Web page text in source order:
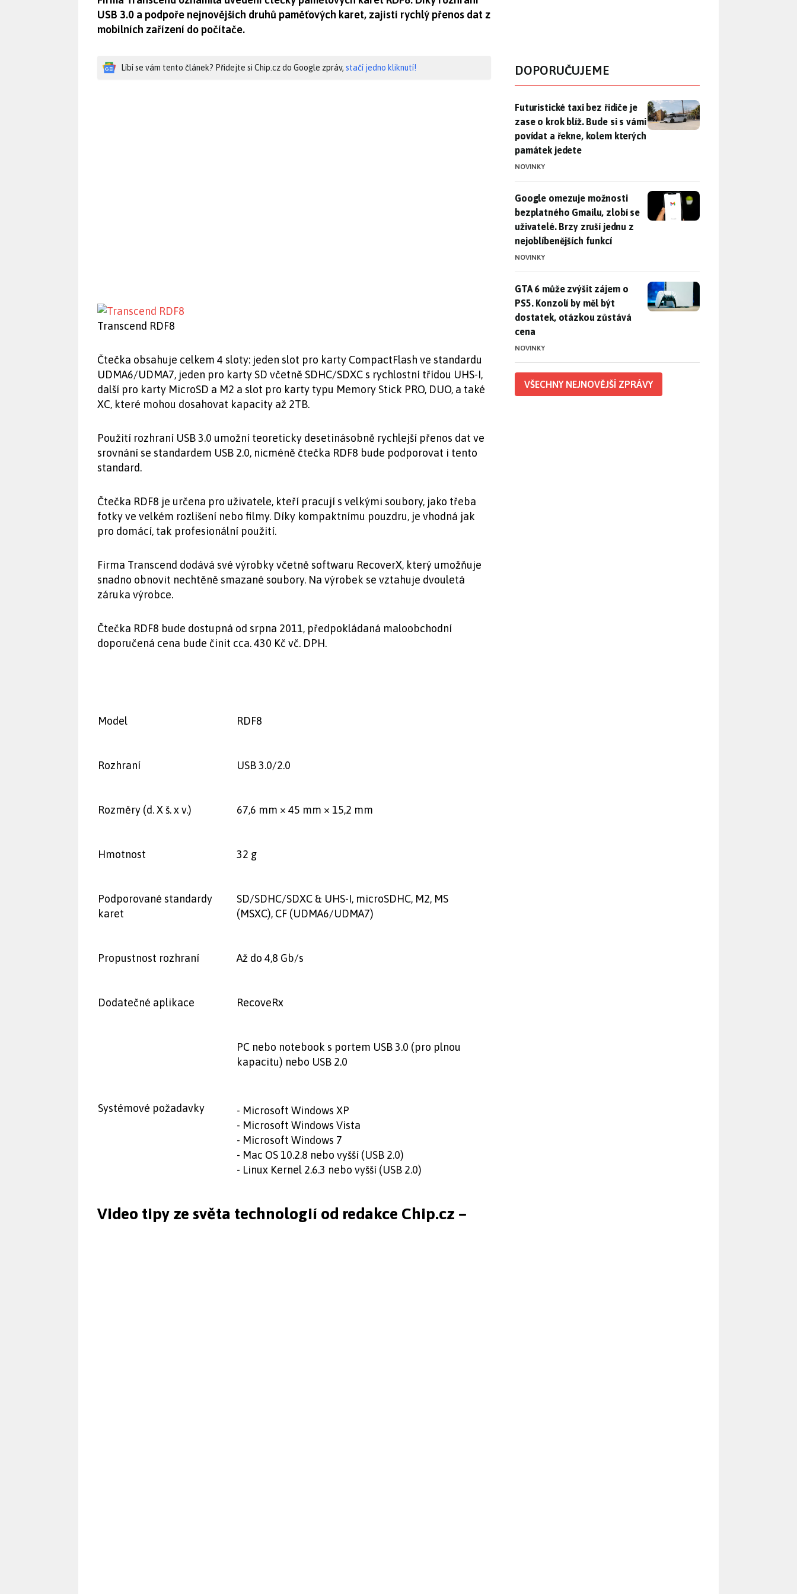
USB 3.0 a podpoře nejnovějších druhů paměťových karet, zajistí rychlý přenos dat z
mobilních zařízení do počítače.
Líbí se vám tento článek? Přidejte si Chip.cz do Google zpráv, stačí jedno kliknutí!
Transcend RDF8
Čtečka obsahuje celkem 4 sloty: jeden slot pro karty CompactFlash ve standardu
UDMA6/UDMA7, jeden pro karty SD včetně SDHC/SDXC s rychlostní třídou UHS-I,
další pro karty MicroSD a M2 a slot pro karty typu Memory Stick PRO, DUO, a také
XC, které mohou dosahovat kapacity až 2TB.
Použití rozhraní USB 3.0 umožní teoreticky desetinásobně rychlejší přenos dat ve
srovnání se standardem USB 2.0, nicméně čtečka RDF8 bude podporovat i tento
standard.
Čtečka RDF8 je určena pro uživatele, kteří pracují s velkými soubory, jako třeba
fotky ve velkém rozlišení nebo filmy. Díky kompaktnímu pouzdru, je vhodná jak
pro domácí, tak profesionální použití.
Firma Transcend dodává své výrobky včetně softwaru RecoverX, který umožňuje
snadno obnovit nechtěně smazané soubory. Na výrobek se vztahuje dvouletá
záruka výrobce.
Čtečka RDF8 bude dostupná od srpna 2011, předpokládaná maloobchodní
doporučená cena bude činit cca. 430 Kč vč. DPH.
Model RDF8
Rozhraní USB 3.0/2.0
Rozměry (d. X š. x v.) 67,6 mm × 45 mm × 15,2 mm
Hmotnost 32 g
Podporované standardy
karet
SD/SDHC/SDXC & UHS-I, microSDHC, M2, MS
(MSXC), CF (UDMA6/UDMA7)
Propustnost rozhraní Až do 4,8 Gb/s
Dodatečné aplikace RecoveRx
Systémové požadavky
PC nebo notebook s portem USB 3.0 (pro plnou
kapacitu) nebo USB 2.0
- Microsoft Windows XP
- Microsoft Windows Vista
- Microsoft Windows 7
- Mac OS 10.2.8 nebo vyšší (USB 2.0)
- Linux Kernel 2.6.3 nebo vyšší (USB 2.0)
Video tipy ze světa technologií od redakce Chip.cz –
DOPORUČUJEME
Futuristické taxi bez řidiče je zase o krok blíž. Bude si s vámi
Futuristické taxi bez řidiče je
zase o krok blíž. Bude si s vámi
povídat a řekne, kolem kterých
památek jedete
NOVINKY
Google omezuje možnosti bezplatného Gmailu, zlobí se
Google omezuje možnosti
bezplatného Gmailu, zlobí se
uživatelé. Brzy zruší jednu z
nejoblíbenějších funkcí
NOVINKY
GTA 6 může zvýšit zájem o PS5. Konzolí by měl být dostatek,
GTA 6 může zvýšit zájem o
PS5. Konzolí by měl být
dostatek, otázkou zůstává
cena
NOVINKY
VŠECHNY NEJNOVĚJŠÍ ZPRÁVY